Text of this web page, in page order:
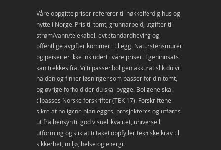
Våre oppgitte priser refererer til nøkkelferdig hus og
hytte i Norge. Pris til tomt, grunnarbeid, utgifter til
strøm/vann/telekabel, evt standardheving og
offentlige avgifter kommer i tillegg. Naturstensmurer
og peiser er ikke inkludert i våre priser. Egeninnsats
kan trekkes fra. Vi tilpasser boligen akkurat slik du vil
ha den og finner løsninger som passer for din tomt,
og øvrige forhold der du skal bygge. Boligene skal
tilpasses Norske forskrifter (TEK 17). Forskriftene
sikre at boligene planlegges, prosjekteres og utføres
ut fra hensyn til god visuell kvalitet, universell
utforming og slik at tiltaket oppfyller tekniske krav til
sikkerhet, miljø, helse og energi.